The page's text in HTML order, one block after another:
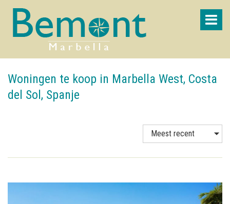
Woningen te koop in Marbella West, Costa
del Sol, Spanje
Meest recent